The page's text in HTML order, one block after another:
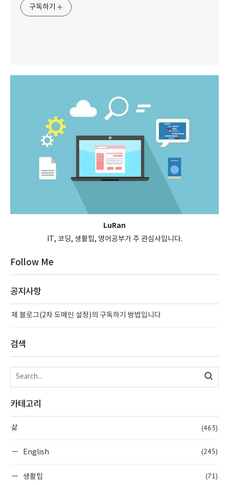
구독하기
LuRan
IT, 코딩, 생활팁, 영어공부가 주 관심사입니다.
Follow Me
공지사항
제 블로그(2차 도메인 설정)의 구독하기 방법입니다
검색
카테고리
삶 (463)
English (245)
생활팁 (71)